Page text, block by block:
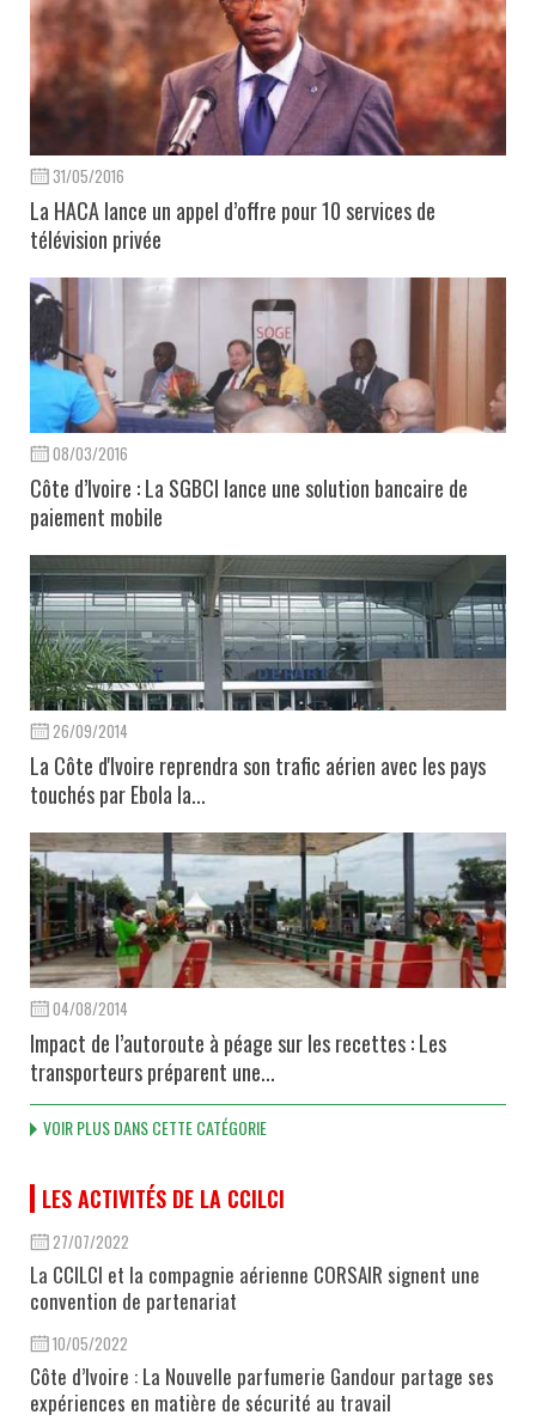
31/05/2016
La HACA lance un appel d’offre pour 10 services de
télévision privée
08/03/2016
Côte d’Ivoire : La SGBCI lance une solution bancaire de
paiement mobile
26/09/2014
La Côte d'Ivoire reprendra son trafic aérien avec les pays
touchés par Ebola la...
04/08/2014
Impact de l’autoroute à péage sur les recettes : Les
transporteurs préparent une...
VOIR PLUS DANS CETTE CATÉGORIE
LES ACTIVITÉS DE LA CCILCI
27/07/2022
La CCILCI et la compagnie aérienne CORSAIR signent une
convention de partenariat
10/05/2022
Côte d’Ivoire : La Nouvelle parfumerie Gandour partage ses
expériences en matière de sécurité au travail